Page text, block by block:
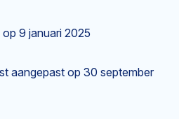
op 9 januari 2025
aangepast op 30 september